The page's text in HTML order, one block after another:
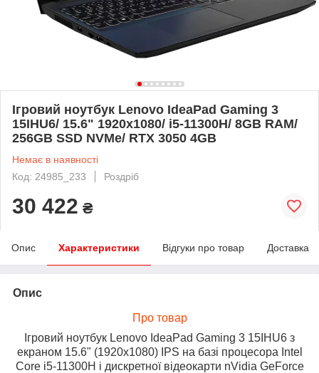
Ігровий ноутбук Lenovo IdeaPad Gaming 3
15IHU6/ 15.6" 1920x1080/ i5-11300H/ 8GB RAM/
256GB SSD NVMe/ RTX 3050 4GB
Немає в наявності
Код: 24985_233
Роздріб
30 422 ₴
Опис Характеристики Відгуки про товар Доставка
Опис
Про товар
Ігровий ноутбук Lenovo IdeaPad Gaming 3 15IHU6 з
екраном 15.6" (1920x1080) IPS на базі процесора Intel
Core i5-11300H і дискретної відеокарти nVidia GeForce